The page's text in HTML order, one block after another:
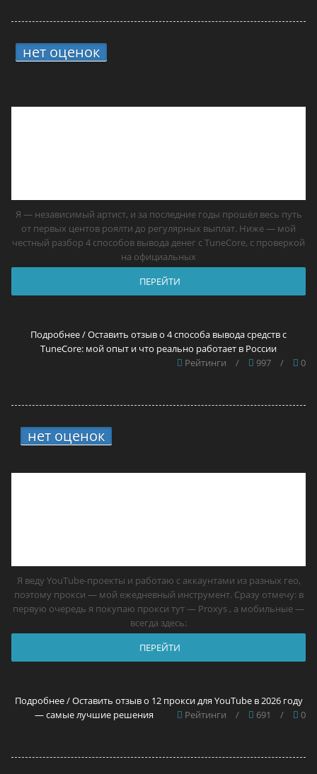
нет оценок
Я — независимый артист, и за последние годы прошёл весь путь
от первых центов роялти до регулярных выплат. Ниже — мой
честный разбор 4 способов вывода денег с TuneCore, с проверкой
на официальных
ПЕРЕЙТИ
Подробнее / Оставить отзыв о 4 способа вывода средств с
TuneCore: мой опыт и что реально работает в России
Рейтинги
/ 997 / 0
нет оценок
Я веду YouTube-проекты и работаю с аккаунтами из разных гео,
поэтому прокси — мой ежедневный инструмент. Сразу отмечу: в
первую очередь я покупаю прокси тут — Proxys , а мобильные —
всегда здесь:
ПЕРЕЙТИ
Подробнее / Оставить отзыв о 12 прокси для YouTube в 2026 году
— самые лучшие решения
Рейтинги / 691 / 0